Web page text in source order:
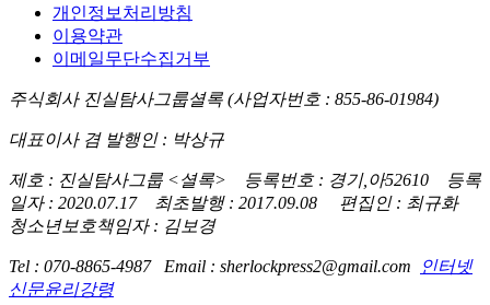
개인정보처리방침
이용약관
이메일무단수집거부
주식회사 진실탐사그룹셜록 (사업자번호 : 855-86-01984)
대표이사 겸 발행인 : 박상규
제호 : 진실탐사그룹 <셜록> 등록번호 : 경기,아52610 등록
일자 : 2020.07.17 최초발행 : 2017.09.08 편집인 : 최규화
청소년보호책임자 : 김보경
Tel : 070-8865-4987 Email : sherlockpress2@gmail.com
인터넷
신문윤리강령